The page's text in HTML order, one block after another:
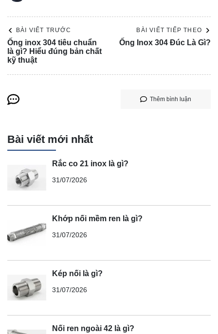
BÀI VIẾT TRƯỚC
Ống inox 304 tiêu chuẩn
là gì? Hiểu đúng bản chất
kỹ thuật
BÀI VIẾT TIẾP THEO
Ống Inox 304 Đúc Là Gì?
Thêm bình luận
Bài viết mới nhất
Rắc co 21 inox là gì?
31/07/2026
Khớp nối mềm ren là gì?
31/07/2026
Kép nối là gì?
31/07/2026
Nối ren ngoài 42 là gì?